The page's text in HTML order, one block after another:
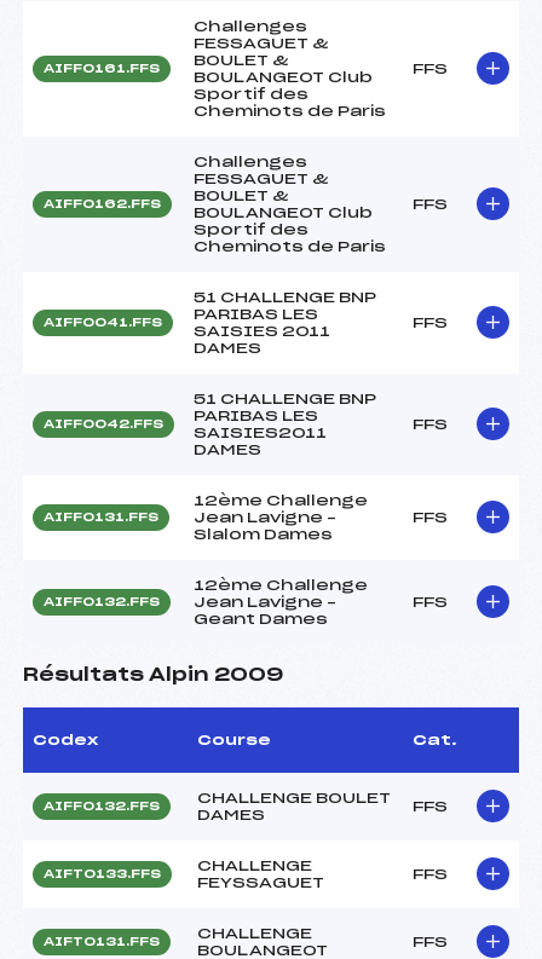
AIFF0161.FFS
Challenges
FESSAGUET &
BOULET &
BOULANGEOT Club
Sportif des
Cheminots de Paris
FFS
AIFF0162.FFS
Challenges
FESSAGUET &
BOULET &
BOULANGEOT Club
Sportif des
Cheminots de Paris
FFS
AIFF0041.FFS
51 CHALLENGE BNP
PARIBAS LES
SAISIES 2011
DAMES
FFS
AIFF0042.FFS
51 CHALLENGE BNP
PARIBAS LES
SAISIES2011
DAMES
FFS
AIFF0131.FFS
12ème Challenge
Jean Lavigne –
Slalom Dames
FFS
AIFF0132.FFS
12ème Challenge
Jean Lavigne –
Geant Dames
FFS
Résultats Alpin 2009
Codex Course Cat.
AIFF0132.FFS
CHALLENGE BOULET
DAMES
FFS
AIFT0133.FFS
CHALLENGE
FEYSSAGUET
FFS
AIFT0131.FFS
CHALLENGE
BOULANGEOT
FFS